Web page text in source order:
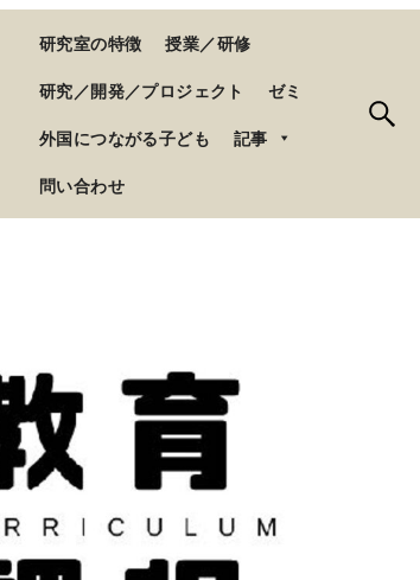
研究室の特徴
授業／研修
研究／開発／プロジェクト
ゼミ
外国につながる子ども
記事
問い合わせ